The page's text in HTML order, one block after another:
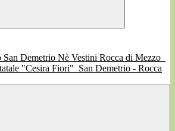
"Cesira Fiori" San Demetrio - Rocca